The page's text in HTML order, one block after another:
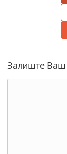
Залиште Ваш